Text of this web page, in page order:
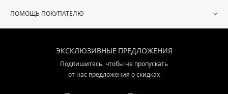
ПОМОЩЬ ПОКУПАТЕЛЮ
ЭКСКЛЮЗИВНЫЕ ПРЕДЛОЖЕНИЯ
Подпишитесь, чтобы не пропускать
от нас предложения о скидках